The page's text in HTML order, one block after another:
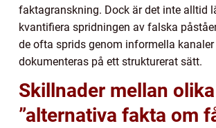
faktagranskning. Dock är det inte alltid
kvantifiera spridningen av falska
de ofta sprids genom informella
dokumenteras på ett strukturerat sätt.
Skillnader mellan olika
”alternativa fakta om